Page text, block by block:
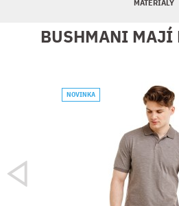
MATERIÁLY
BUSHMANI MAJÍ
NOVINKA